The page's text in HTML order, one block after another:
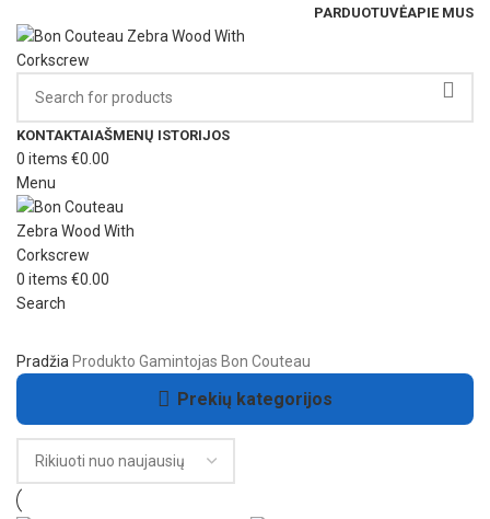
PARDUOTUVĖAPIE MUS
KONTAKTAIAŠMENŲ ISTORIJOS
0 items €0.00
Menu
0 items €0.00
Search
Pradžia Produkto Gamintojas Bon Couteau
Prekių kategorijos